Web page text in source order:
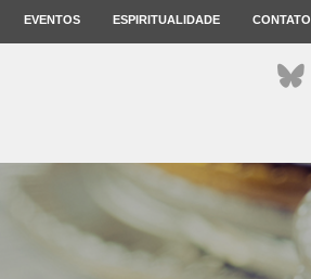
EVENTOS ESPIRITUALIDADE CONTATO